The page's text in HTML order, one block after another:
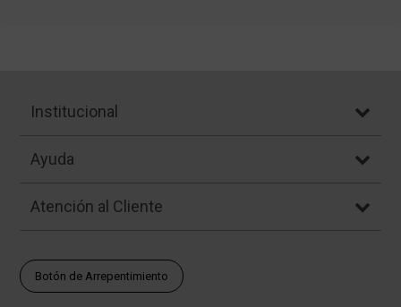
Institucional
Ayuda
Atención al Cliente
Botón de Arrepentimiento